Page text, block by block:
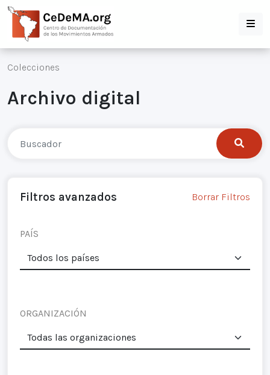
Colecciones
Archivo digital
Filtros avanzados Borrar Filtros
PAÍS
ORGANIZACIÓN